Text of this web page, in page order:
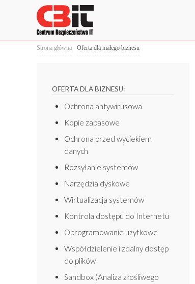
Strona główna Oferta dla małego biznesu
OFERTA DLA BIZNESU:
Ochrona antywirusowa
Kopie zapasowe
Ochrona przed wyciekiem
danych
Rozsyłanie systemów
Narzędzia dyskowe
Wirtualizacja systemów
Kontrola dostępu do Internetu
Oprogramowanie użytkowe
Współdzielenie i zdalny dostęp
do plików
Sandbox (Analiza złośliwego